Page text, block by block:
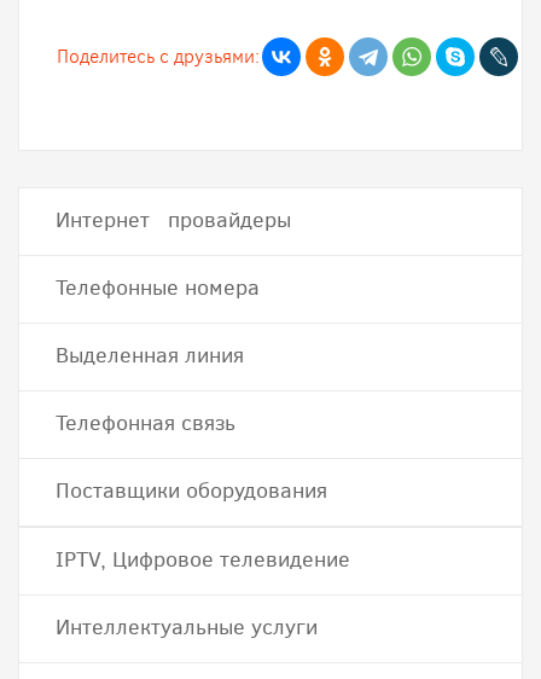
Поделитесь с друзьями:
Интернет провайдеры
Телефонные номера
Выделенная линия
Телефонная связь
Поставщики оборудования
IPTV, Цифровое телевидение
Интеллектуальные услуги